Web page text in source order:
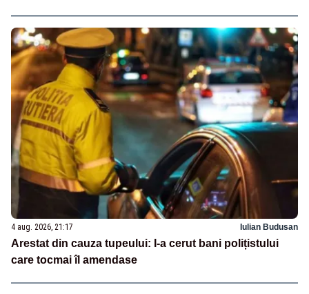
4 aug. 2026, 21:17 Iulian Budusan
Arestat din cauza tupeului: I-a cerut bani polițistului
care tocmai îl amendase